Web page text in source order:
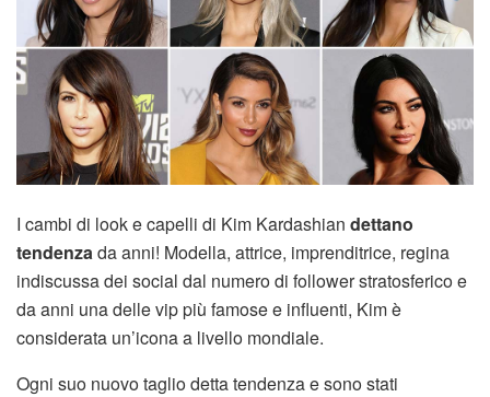
I cambi di look e capelli di Kim Kardashian dettano
tendenza da anni! Modella, attrice, imprenditrice, regina
indiscussa dei social dal numero di follower stratosferico e
da anni una delle vip più famose e influenti, Kim è
considerata un’icona a livello mondiale.
Ogni suo nuovo taglio detta tendenza e sono stati